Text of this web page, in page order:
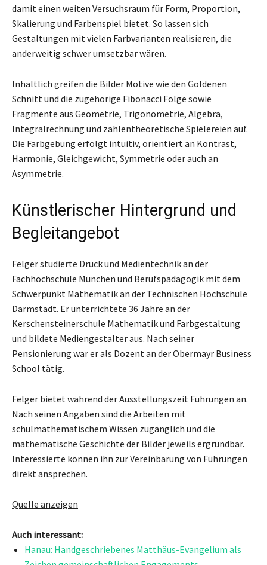
damit einen weiten Versuchsraum für Form, Proportion,
Skalierung und Farbenspiel bietet. So lassen sich
Gestaltungen mit vielen Farbvarianten realisieren, die
anderweitig schwer umsetzbar wären.
Inhaltlich greifen die Bilder Motive wie den Goldenen
Schnitt und die zugehörige Fibonacci Folge sowie
Fragmente aus Geometrie, Trigonometrie, Algebra,
Integralrechnung und zahlentheoretische Spielereien auf.
Die Farbgebung erfolgt intuitiv, orientiert an Kontrast,
Harmonie, Gleichgewicht, Symmetrie oder auch an
Asymmetrie.
Künstlerischer Hintergrund und
Begleitangebot
Felger studierte Druck und Medientechnik an der
Fachhochschule München und Berufspädagogik mit dem
Schwerpunkt Mathematik an der Technischen Hochschule
Darmstadt. Er unterrichtete 36 Jahre an der
Kerschensteinerschule Mathematik und Farbgestaltung
und bildete Mediengestalter aus. Nach seiner
Pensionierung war er als Dozent an der Obermayr Business
School tätig.
Felger bietet während der Ausstellungszeit Führungen an.
Nach seinen Angaben sind die Arbeiten mit
schulmathematischem Wissen zugänglich und die
mathematische Geschichte der Bilder jeweils ergründbar.
Interessierte können ihn zur Vereinbarung von Führungen
direkt ansprechen.
Quelle anzeigen
Auch interessant:
Hanau: Handgeschriebenes Matthäus-Evangelium als